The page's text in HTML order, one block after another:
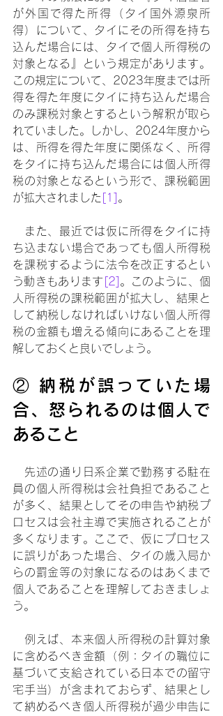
が外国で得た所得（タイ国外源泉所
得）について、タイにその所得を持ち
込んだ場合には、タイで個人所得税の
対象となる』という規定があります。
この規定について、2023年度までは所
得を得た年度にタイに持ち込んだ場合
のみ課税対象とするという解釈が取ら
れていました。しかし、2024年度から
は、所得を得た年度に関係なく、所得
をタイに持ち込んだ場合には個人所得
税の対象となるという形で、課税範囲
が拡大されました
[1] 。
また、最近では仮に所得をタイに持
ち込まない場合であっても個人所得税
を課税するように法令を改正するとい
う動きもあります [2] 。このように、個
人所得税の課税範囲が拡大し、結果と
して納税しなければいけない個人所得
税の金額も増える傾向にあることを理
解しておくと良いでしょう。
② 納税が誤っていた場
合、怒られるのは個人で
あること
先述の通り日系企業で勤務する駐在
員の個人所得税は会社負担であること
が多く、結果としてその申告や納税プ
ロセスは会社主導で実施されることが
多くなります。ここで、仮にプロセス
に誤りがあった場合、タイの歳入局か
らの罰金等の対象になるのはあくまで
個人であることを理解しておきましょ
う。
例えば、本来個人所得税の計算対象
に含めるべき金額（例：タイの職位に
基づいて支給されている日本での留守
宅手当）が含まれておらず、結果とし
て納めるべき個人所得税が過少申告に